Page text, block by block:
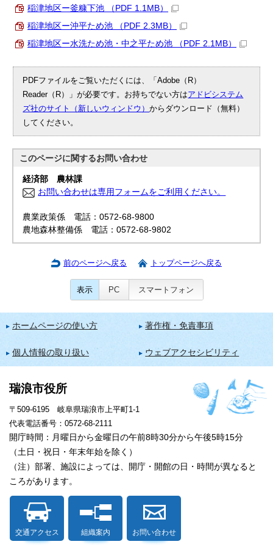
稲津地区ー釜糠下池 （PDF 1.1MB）
稲津地区ー沖平ため池 （PDF 2.3MB）
稲津地区ー水洗ため池・中之平ため池 （PDF 2.1MB）
PDFファイルをご覧いただくには、「Adobe（R）
Reader（R）」が必要です。お持ちでない方はアドビシステム
ズ社のサイト（新しいウィンドウ）からダウンロード（無料）
してください。
このページに関するお問い合わせ
経済部 農林課
お問い合わせは専用フォームをご利用ください。
農業政策係 電話：0572-68-9800
農地森林整備係 電話：0572-68-9802
前のページへ戻る トップページへ戻る
表示 PC スマートフォン
ホームページの使い方 著作権・免責事項
個人情報の取り扱い ウェブアクセシビリティ
瑞浪市役所
〒509-6195 岐阜県瑞浪市上平町1-1
代表電話番号：0572-68-2111
開庁時間：月曜日から金曜日の午前8時30分から午後5時15分
（土日・祝日・年末年始を除く）
（注）部署、施設によっては、開庁・開館の日・時間が異なると
ころがあります。
交通アクセス 組織案内 お問い合わせ